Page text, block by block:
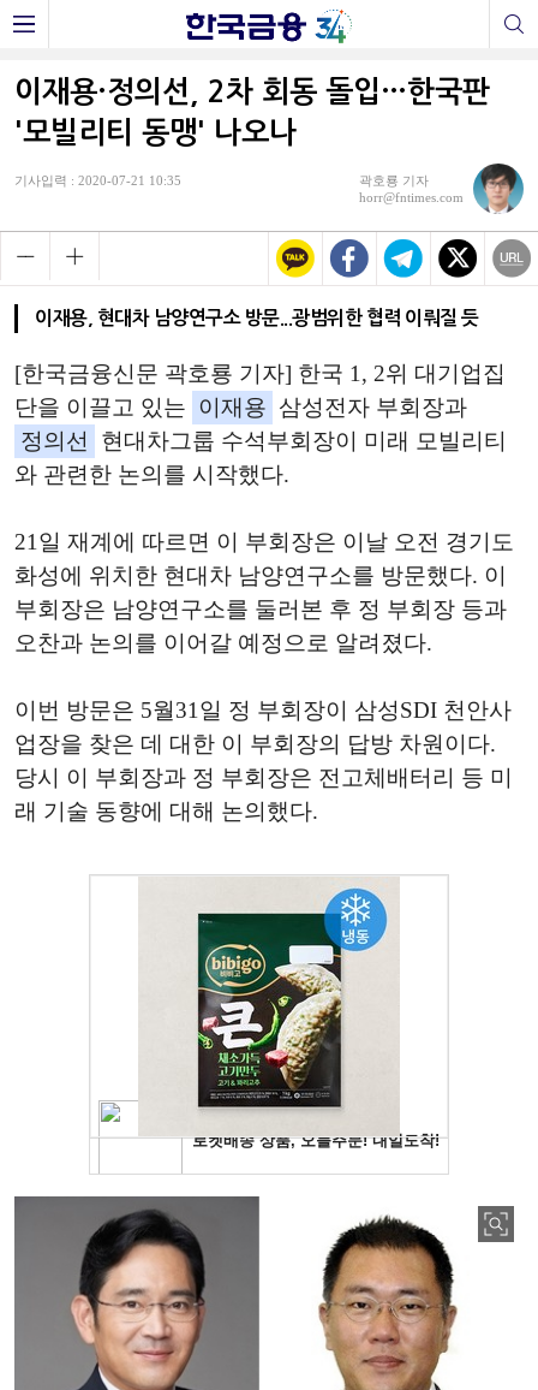
이재용·정의선, 2차 회동 돌입…한국판
'모빌리티 동맹' 나오나
기사입력 : 2020-07-21 10:35
곽호룡 기자
horr@fntimes.com
이재용, 현대차 남양연구소 방문...광범위한 협력 이뤄질 듯
[한국금융신문 곽호룡 기자] 한국 1, 2위 대기업집
단을 이끌고 있는 이재용 삼성전자 부회장과
정의선
현대차그룹 수석부회장이 미래 모빌리티
와 관련한 논의를 시작했다.
21일 재계에 따르면 이 부회장은 이날 오전 경기도
화성에 위치한 현대차 남양연구소를 방문했다. 이
부회장은 남양연구소를 둘러본 후 정 부회장 등과
오찬과 논의를 이어갈 예정으로 알려졌다.
이번 방문은 5월31일 정 부회장이 삼성SDI 천안사
업장을 찾은 데 대한 이 부회장의 답방 차원이다.
당시 이 부회장과 정 부회장은 전고체배터리 등 미
래 기술 동향에 대해 논의했다.